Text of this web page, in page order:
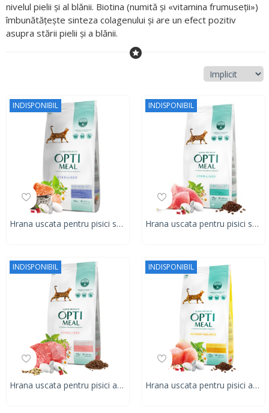
nivelul pielii și al blănii. Biotina (numită și «vitamina frumuseții»)
îmbunătățește sinteza colagenului și are un efect pozitiv
asupra stării pielii și a blănii.
INDISPONIBIL
Hrana uscata pentru pisici sterilizate, Super Premium OPTIMEAL DRY FOOD, somon, 10 kg
INDISPONIBIL
Hrana uscata pentru pisici sterilizate, Super Premium OPTIMEAL DRY FOOD, curcan si ovaz, 10 kg
INDISPONIBIL
Hrana uscata pentru pisici adulte, Sup[er Premium OPTIMEAL DRY FOOD, vita si sorg, 10kg
INDISPONIBIL
Hrana uscata pentru pisici adulte, Super Premium OPTIMEAL DRY FOOD, pui, 10 kg